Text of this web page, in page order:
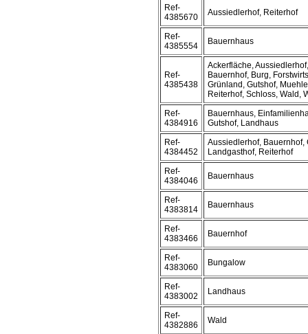
Ref-
4385670
Aussiedlerhof, Reiterhof
Ref-
4385554
Bauernhaus
Ref-
4385438
Ackerfläche,
Bauernhof, Burg,
Grünland, Gutshof,
Reiterhof, Schloss, Wald,
Ref-
4384916
Bauernhaus,
Gutshof, Landhaus
Ref-
4384452
Aussiedlerhof, Bauernhof,
Landgasthof, Reiterhof
Ref-
4384046
Bauernhaus
Ref-
4383814
Bauernhaus
Ref-
4383466
Bauernhof
Ref-
4383060
Bungalow
Ref-
4383002
Landhaus
Ref-
4382886
Wald